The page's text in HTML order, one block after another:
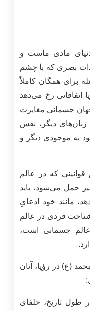
دنیای مادی ماست و
بصری که با چشم
برای همگان کاملاً
رخ می‌دهد
جسمانی مغایرت
زبان‌های دیگر، نفس
به موجودی دیگر و
که در عالم
حمل می‌شود، باید
مانند خود ادعایِ
فردی در عالم
جسمانی است،
(ع) در رؤیا، آنان
طول تاریخ، خلفای